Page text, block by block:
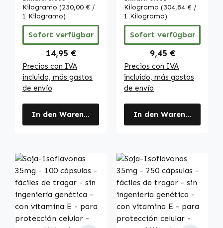
vitamina C, zinc
y más - para el
sistema
inmunitario, la
protección
celular y más |
Warnke
Vitalstoffe
Kilogramo (230,00 € /
1 Kilogramo)
Sofort verfügbar
Regulärer Preis:
14,95 €
Precios con IVA
incluido, más gastos
de envío
In den Warenkorb
con Zinc - para el
sistema
inmunitario, la
piel, los huesos y
mucho más |
Warnke
Vitalstoffe
Kilogramo (304,84 € /
1 Kilogramo)
Sofort verfügbar
Regulärer Preis:
9,45 €
Precios con IVA
incluido, más gastos
de envío
In den Warenkorb